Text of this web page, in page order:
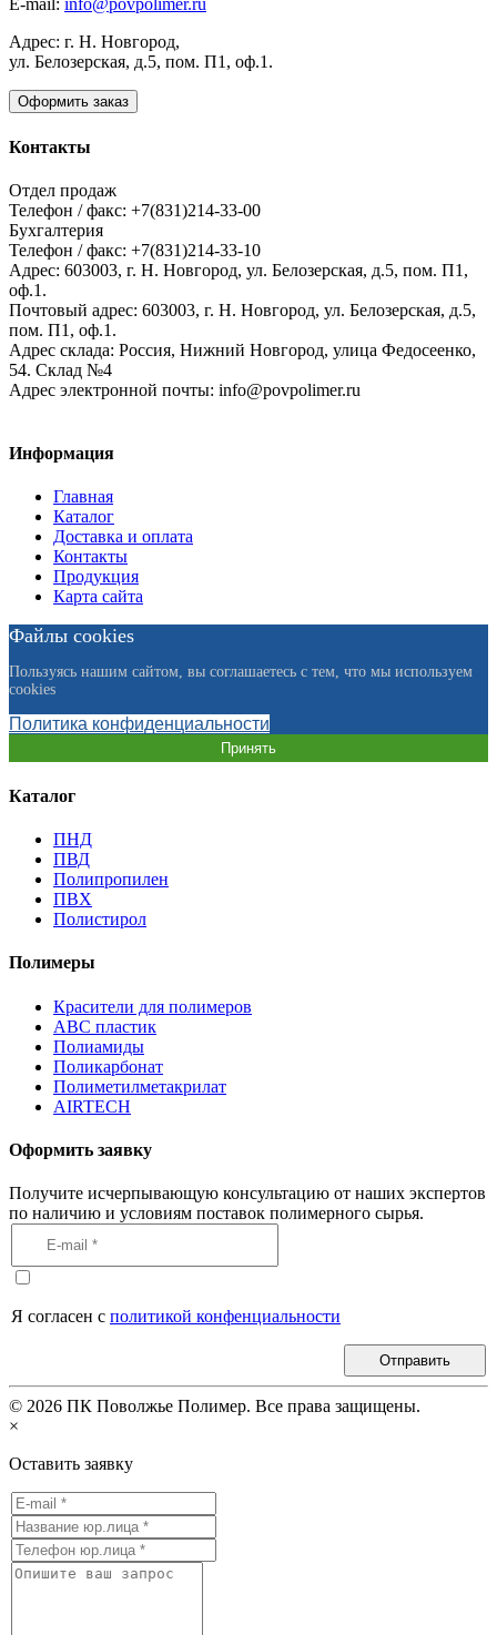
E-mail: info@povpolimer.ru
Адрес: г. Н. Новгород,
ул. Белозерская, д.5, пом. П1, оф.1.
Оформить заказ
Контакты
Отдел продаж
Телефон / факс: +7(831)214-33-00
Бухгалтерия
Телефон / факс: +7(831)214-33-10
Адрес: 603003, г. Н. Новгород, ул. Белозерская, д.5, пом. П1,
оф.1.
Почтовый адрес: 603003, г. Н. Новгород, ул. Белозерская, д.5,
пом. П1, оф.1.
Адрес склада: Россия, Нижний Новгород, улица Федосеенко,
54. Склад №4
Адрес электронной почты: info@povpolimer.ru
Информация
Главная
Каталог
Доставка и оплата
Контакты
Продукция
Карта сайта
Файлы cookies
Пользуясь нашим сайтом, вы соглашаетесь с тем, что мы используем
cookies
Политика конфиденциальности
Принять
Каталог
ПНД
ПВД
Полипропилен
ПВХ
Полистирол
Полимеры
Красители для полимеров
АВС пластик
Полиамиды
Поликарбонат
Полиметилметакрилат
AIRTECH
Оформить заявку
Получите исчерпывающую консультацию от наших экспертов
по наличию и условиям поставок полимерного сырья.
Я согласен с политикой конфенциальности
Отправить
© 2026 ПК Поволжье Полимер. Все права защищены.
×
Оставить заявку